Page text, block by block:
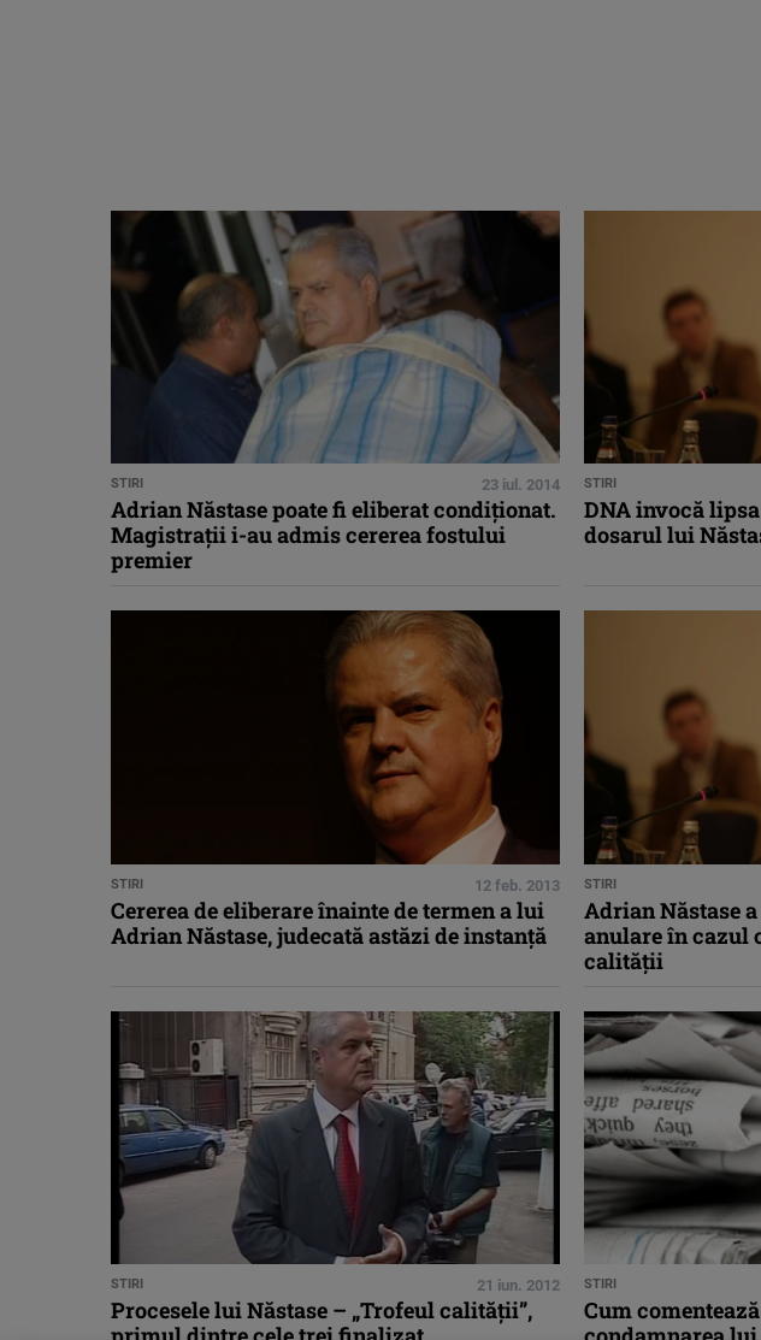
STIRI 23 iul. 2014
Adrian Năstase poate fi eliberat condiţionat.
Magistraţii i-au admis cererea fostului
premier
STIRI
DNA invocă
dosarul lui
STIRI 12 feb. 2013
Cererea de eliberare înainte de termen a lui
Adrian Năstase, judecată astăzi de instanţă
STIRI
Adrian Năstase
anulare în cazul
calităţii
STIRI 21 iun. 2012
Procesele lui Năstase – „Trofeul calităţii”,
STIRI
Cum